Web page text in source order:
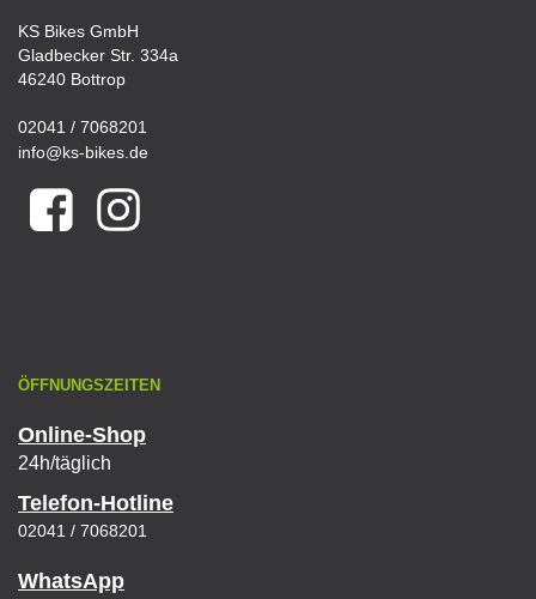
KS Bikes GmbH
Gladbecker Str. 334a
46240 Bottrop
02041 / 7068201
info@ks-bikes.de
ÖFFNUNGSZEITEN
Online-Shop
24h/täglich
Telefon-Hotline
02041 / 7068201
WhatsApp